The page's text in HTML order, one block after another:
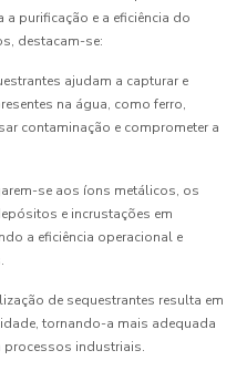
purificação e a eficiência do
destacam-se:
ajudam a capturar e
na água, como ferro,
contaminação e comprometer a
se aos íons metálicos, os
e incrustações em
a eficiência operacional e
de sequestrantes resulta em
tornando-a mais adequada
processos industriais.